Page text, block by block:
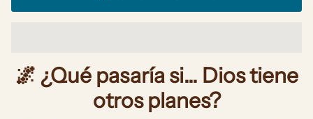
🌌 ¿Qué pasaría si… Dios tiene
otros planes?